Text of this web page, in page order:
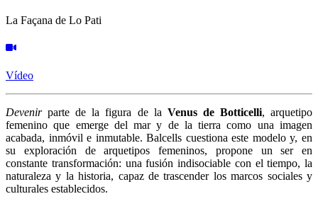
La Façana de Lo Pati
Vídeo
Devenirparte de la figura de la Venus de Botticelli, arquetipo
femenino que emerge del mar y de la tierra como una imagen
acabada, inmóvil e inmutable. Balcells cuestiona este modelo y, en
su exploración de arquetipos femeninos, propone un ser en
constante transformación: una fusión indisociable con el tiempo, la
naturaleza y la historia, capaz de trascender los marcos sociales y
culturales establecidos.